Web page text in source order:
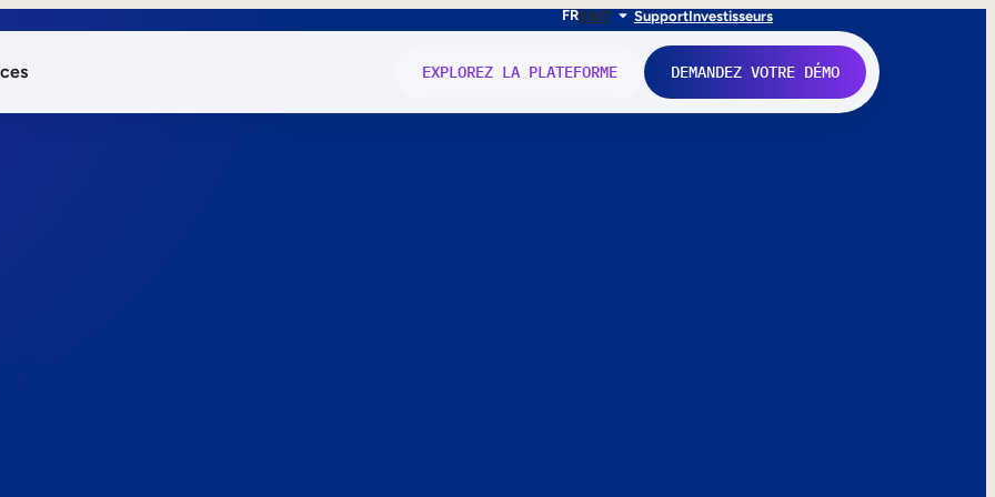
FRENIT SupportInvestisseurs
EXPLOREZ LA PLATEFORME DEMANDEZ VOTRE DÉMO